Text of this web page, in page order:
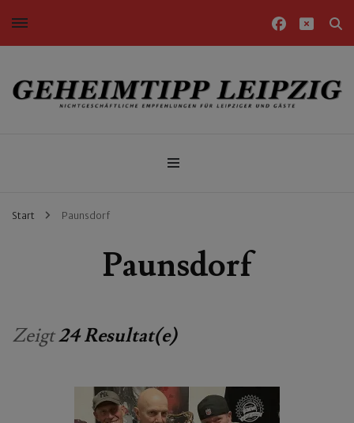
Nichtgeschäftliche Empfehlungen für Leipziger und Gäste
Start Paunsdorf
Paunsdorf
Zeigt24 Resultat(e)